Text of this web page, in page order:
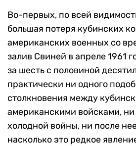
Во-первых, по всей
большая потеря кубинских
американских военных со
залив Свиней в апреле 1961
за шесть с половиной
практически ни одного
столкновения между
американскими войсками, ни
холодной войны, ни после
насколько это редкое